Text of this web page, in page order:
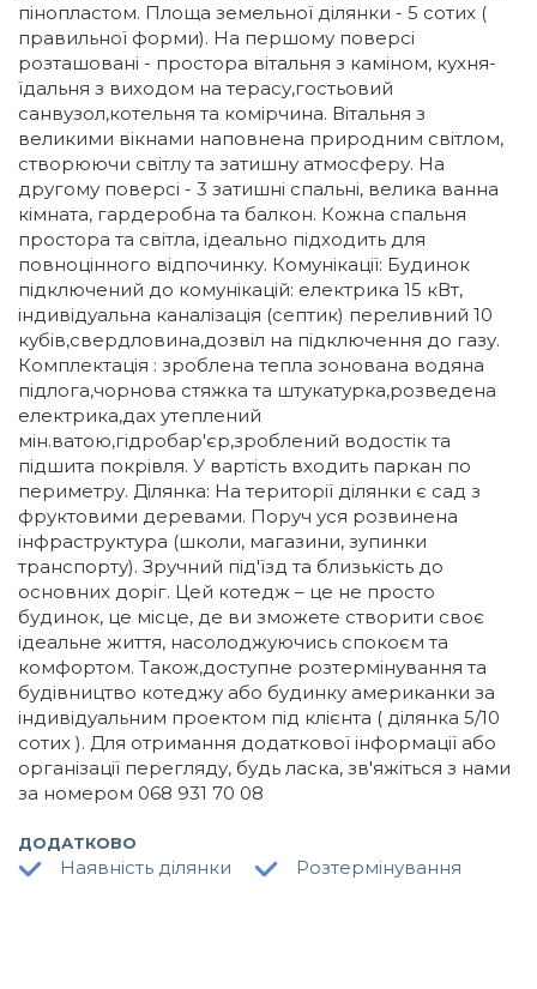
пінопластом. Площа земельної ділянки - 5 сотих (
правильної форми). На першому поверсі
розташовані - простора вітальня з каміном, кухня-
їдальня з виходом на терасу,гостьовий
санвузол,котельня та комірчина. Вітальня з
великими вікнами наповнена природним світлом,
створюючи світлу та затишну атмосферу. На
другому поверсі - 3 затишні спальні, велика ванна
кімната, гардеробна та балкон. Кожна спальня
простора та світла, ідеально підходить для
повноцінного відпочинку. Комунікації: Будинок
підключений до комунікацій: електрика 15 кВт,
індивідуальна каналізація (септик) переливний 10
кубів,свердловина,дозвіл на підключення до газу.
Комплектація : зроблена тепла зонована водяна
підлога,чорнова стяжка та штукатурка,розведена
електрика,дах утеплений
мін.ватою,гідробар'єр,зроблений водостік та
підшита покрівля. У вартість входить паркан по
периметру. Ділянка: На території ділянки є сад з
фруктовими деревами. Поруч уся розвинена
інфраструктура (школи, магазини, зупинки
транспорту). Зручний під'їзд та близькість до
основних доріг. Цей котедж – це не просто
будинок, це місце, де ви зможете створити своє
ідеальне життя, насолоджуючись спокоєм та
комфортом. Також,доступне розтермінування та
будівництво котеджу або будинку американки за
індивідуальним проектом під клієнта ( ділянка 5/10
сотих ). Для отримання додаткової інформації або
організації перегляду, будь ласка, зв'яжіться з нами
за номером 068 931 70 08
ДОДАТКОВО
Наявність ділянки Розтермінування